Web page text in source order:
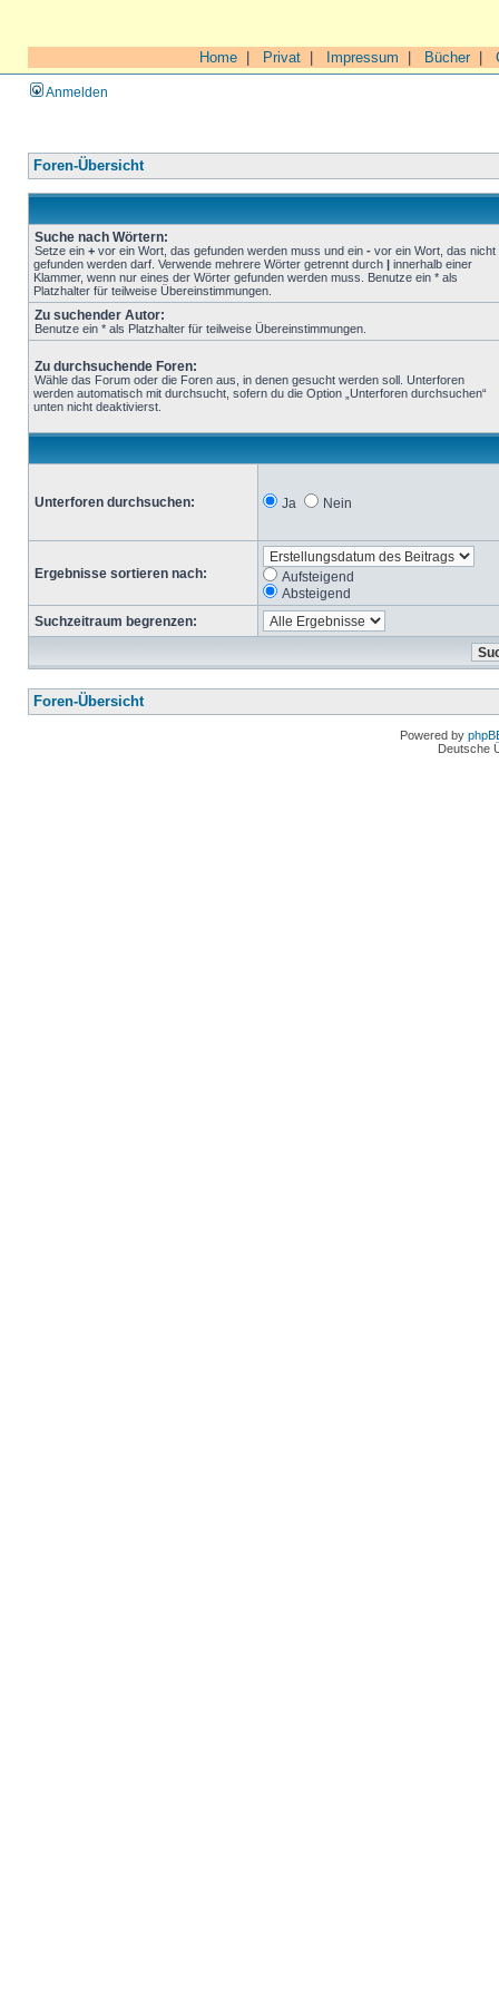
Home Privat Impressum Bücher|
Anmelden
Foren-Übersicht
Suche nach Wörtern:
Setze ein + vor ein Wort, das gefunden werden muss und ein - vor ein Wort, das nicht
gefunden werden darf. Verwende mehrere Wörter getrennt durch | innerhalb einer
Klammer, wenn nur eines der Wörter gefunden werden muss. Benutze ein * als
Platzhalter für teilweise Übereinstimmungen.
Zu suchender Autor:
Benutze ein * als Platzhalter für teilweise Übereinstimmungen.
Zu durchsuchende Foren:
Wähle das Forum oder die Foren aus, in denen gesucht werden soll. Unterforen
werden automatisch mit durchsucht, sofern du die Option „Unterforen durchsuchen“
unten nicht deaktivierst.
Unterforen durchsuchen: Ja Nein
Ergebnisse sortieren nach:
Aufsteigend
Absteigend
Suchzeitraum begrenzen:
Foren-Übersicht
Powered by
Deutsche